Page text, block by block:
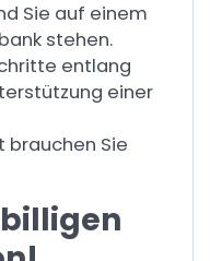
Sie auf einem
stehen.
entlang
einer
brauchen Sie